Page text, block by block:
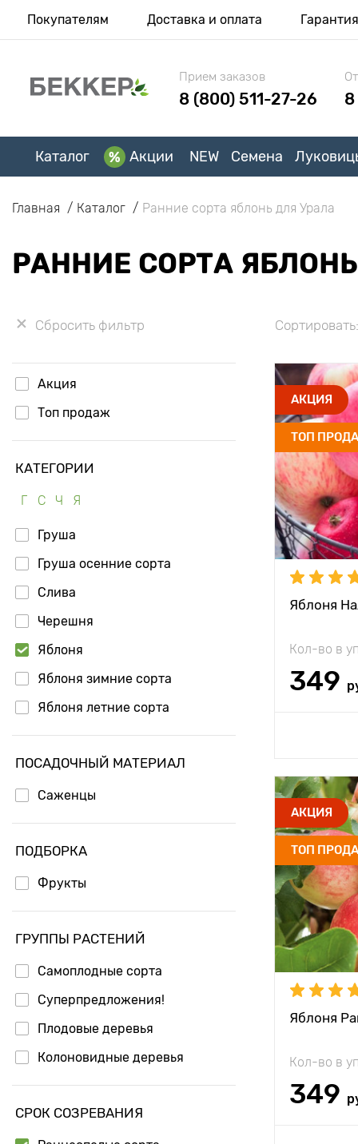
Покупателям Доставка и оплата Гарантия
Прием заказов
8 (800) 511-27-26
Каталог Акции NEW Семена
Главная Каталог Ранние сорта яблонь для Урала
РАННИЕ СОРТА
Сбросить фильтр
Акция
Топ продаж
КАТЕГОРИИ
Г С Ч Я
Груша
Груша осенние сорта
Слива
Черешня
Яблоня
Яблоня зимние сорта
Яблоня летние сорта
Яблоня осенние сорта
ПОСАДОЧНЫЙ МАТЕРИАЛ
Саженцы
ПОДБОРКА
Фрукты
ГРУППЫ РАСТЕНИЙ
Самоплодные сорта
Суперпредложения!
Плодовые деревья
Колоновидные деревья
СРОК СОЗРЕВАНИЯ
Сортировать:
АКЦИЯ
ТОП
Яблоня
Кол-во в
349
Высота
Растояние
растениями
Период
Вес плода
АКЦИЯ
ТОП
Яблоня
Кол-во в
349
Высота
Растояние
растениями
Период
Вес плода